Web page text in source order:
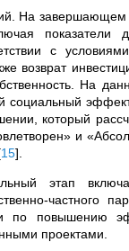
На
показатели
с
возврат
На
который
и
15]
этап
частного
по повышению
проектами.